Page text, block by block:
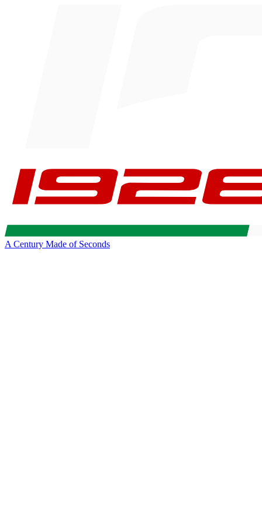
A Century Made of Seconds